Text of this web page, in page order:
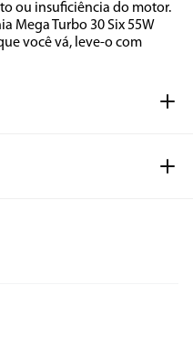
ou insuficiência do motor.
Mega Turbo 30 Six 55W
você vá, leve-o com